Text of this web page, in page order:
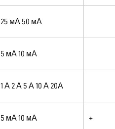
25 мА 50 мА
5 мА 10 мА
1 А 2 А 5 А 10 А 20А
5 мА 10 мА +